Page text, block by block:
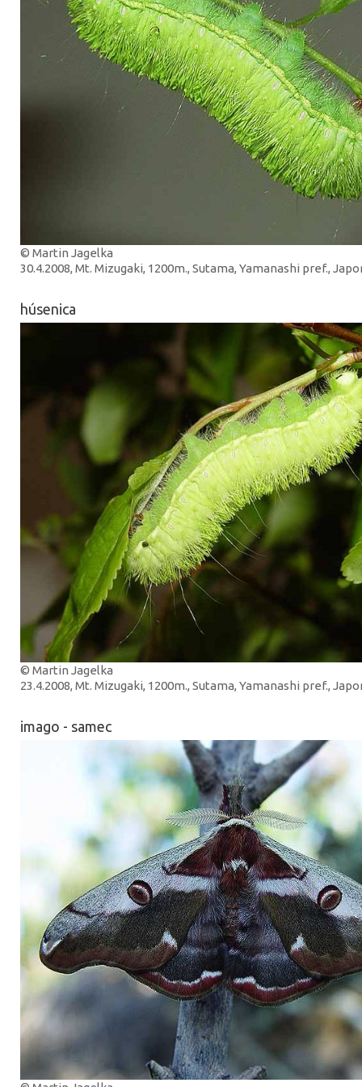
© Martin Jagelka
30.4.2008, Mt. Mizugaki, 1200m., Sutama, Yamanashi pref.,
húsenica
© Martin Jagelka
23.4.2008, Mt. Mizugaki, 1200m., Sutama, Yamanashi pref.,
imago - samec